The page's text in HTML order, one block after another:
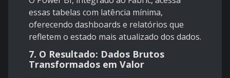
essas tabelas com latência mínima,
oferecendo dashboards e relatórios que
refletem o estado mais atualizado dos dados.
7. O Resultado: Dados Brutos
Transformados em Valor